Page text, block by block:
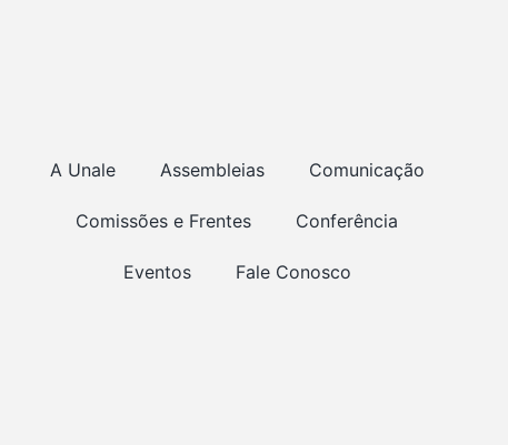
A Unale Assembleias Comunicação
Comissões e Frentes Conferência
Eventos Fale Conosco